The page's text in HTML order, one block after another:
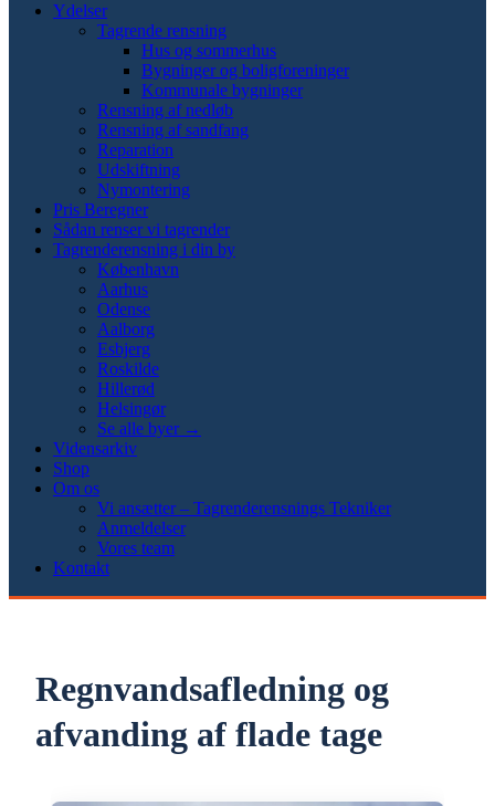
Ydelser
Tagrende rensning
Hus og sommerhus
Bygninger og boligforeninger
Kommunale bygninger
Rensning af nedløb
Rensning af sandfang
Reparation
Udskiftning
Nymontering
Pris Beregner
Sådan renser vi tagrender
Tagrenderensning i din by
København
Aarhus
Odense
Aalborg
Esbjerg
Roskilde
Hillerød
Helsingør
Se alle byer →
Vidensarkiv
Shop
Om os
Vi ansætter – Tagrenderensnings Tekniker
Anmeldelser
Vores team
Kontakt
Regnvandsafledning og
afvanding af flade tage